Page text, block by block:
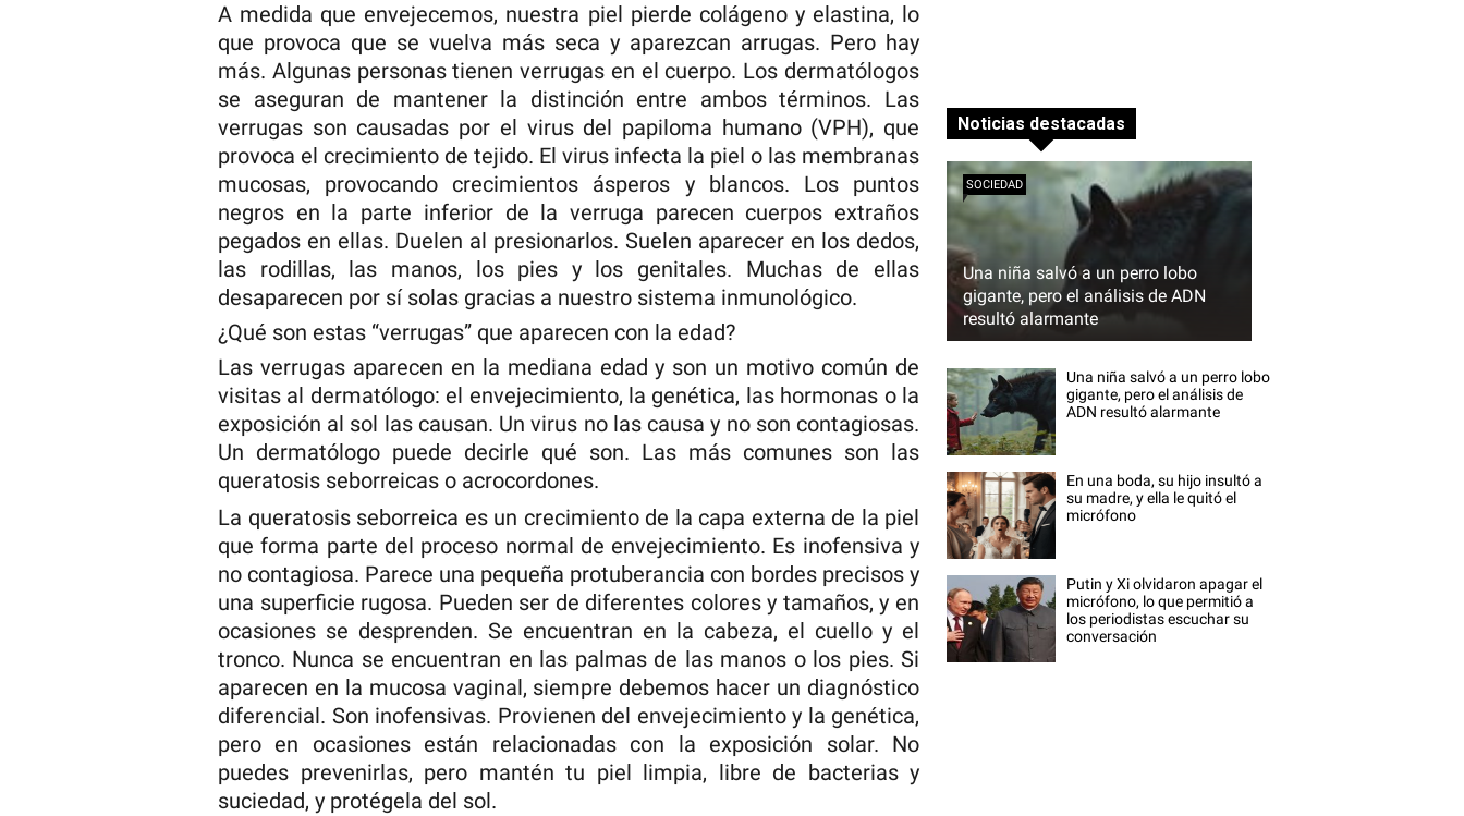
A medida que envejecemos, nuestra piel pierde colágeno y elastina, lo
que provoca que se vuelva más seca y aparezcan arrugas. Pero hay
más. Algunas personas tienen verrugas en el cuerpo. Los dermatólogos
se aseguran de mantener la distinción entre ambos términos. Las
verrugas son causadas por el virus del papiloma humano (VPH), que
provoca el crecimiento de tejido. El virus infecta la piel o las membranas
mucosas, provocando crecimientos ásperos y blancos. Los puntos
negros en la parte inferior de la verruga parecen cuerpos extraños
pegados en ellas. Duelen al presionarlos. Suelen aparecer en los dedos,
las rodillas, las manos, los pies y los genitales. Muchas de ellas
desaparecen por sí solas gracias a nuestro sistema inmunológico.
¿Qué son estas “verrugas” que aparecen con la edad?
Las verrugas aparecen en la mediana edad y son un motivo común de
visitas al dermatólogo: el envejecimiento, la genética, las hormonas o la
exposición al sol las causan. Un virus no las causa y no son contagiosas.
Un dermatólogo puede decirle qué son. Las más comunes son las
queratosis seborreicas o acrocordones.
La queratosis seborreica es un crecimiento de la capa externa de la piel
que forma parte del proceso normal de envejecimiento. Es inofensiva y
no contagiosa. Parece una pequeña protuberancia con bordes precisos y
una superficie rugosa. Pueden ser de diferentes colores y tamaños, y en
ocasiones se desprenden. Se encuentran en la cabeza, el cuello y el
tronco. Nunca se encuentran en las palmas de las manos o los pies. Si
aparecen en la mucosa vaginal, siempre debemos hacer un diagnóstico
diferencial. Son inofensivas. Provienen del envejecimiento y la genética,
pero en ocasiones están relacionadas con la exposición solar. No
puedes prevenirlas, pero mantén tu piel limpia, libre de bacterias y
suciedad, y protégela del sol.
Noticias destacadas
Una niña salvó a un perro lobo
gigante, pero el análisis de ADN
resultó alarmante
SOCIEDAD
Una niña salvó a un perro lobo
gigante, pero el análisis de
ADN resultó alarmante
En una boda, su hijo insultó a
su madre, y ella le quitó el
micrófono
Putin y Xi olvidaron apagar el
micrófono, lo que permitió a
los periodistas escuchar su
conversación